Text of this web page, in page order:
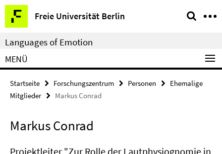
Springe
direkt
zu
Inhalt
Freie Universität Berlin
Service-
Navigation
Languages of Emotion
MENÜ
Startseite Forschungszentrum Personen
Ehemalige
Mitglieder
Markus Conrad
Markus Conrad
Projektleiter "Zur Rolle der Lautphysiognomie in